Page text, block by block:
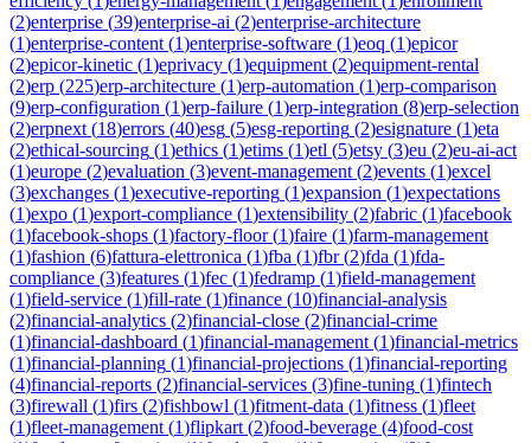
(2)enterprise (39)enterprise-ai (2)enterprise-architecture
(1)enterprise-content (1)enterprise-software (1)eoq (1)epicor
(2)epicor-kinetic (1)eprivacy (1)equipment (2)equipment-rental
(2)erp (225)erp-architecture (1)erp-automation (1)erp-comparison
(9)erp-configuration (1)erp-failure (1)erp-integration (8)erp-selection
(2)erpnext (18)errors (40)esg (5)esg-reporting (2)esignature (1)eta
(2)ethical-sourcing (1)ethics (1)etims (1)etl (5)etsy (3)eu (2)eu-ai-act
(1)europe (2)evaluation (3)event-management (2)events (1)excel
(3)exchanges (1)executive-reporting (1)expansion (1)expectations
(1)expo (1)export-compliance (1)extensibility (2)fabric (1)facebook
(1)facebook-shops (1)factory-floor(1)faire (1)farm-management
(1)fashion (6)fattura-elettronica (1)fba (1)fbr(2)fda (1)fda-
compliance (3)features (1)fec (1)fedramp (1)field-management
(1)field-service (1)fill-rate (1)finance (10)financial-analysis
(2)financial-analytics (2)financial-close (2)financial-crime
(1)financial-dashboard (1)financial-management (1)financial-metrics
(1)financial-planning (1)financial-projections (1)financial-reporting
(4)financial-reports (2)financial-services (3)fine-tuning (1)fintech
(3)firewall (1)firs (2)fishbowl (1)fitment-data (1)fitness (1)fleet
(1)fleet-management (1)flipkart (2)food-beverage (4)food-cost